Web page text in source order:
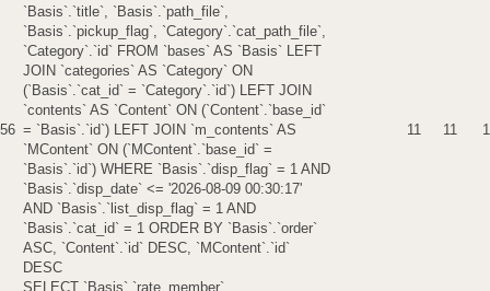
56
`Basis`.`title`, `Basis`.`path_file`,
`Basis`.`pickup_flag`, `Category`.`cat_path_file`,
`Category`.`id` FROM `bases` AS `Basis` LEFT
JOIN `categories` AS `Category` ON
(`Basis`.`cat_id` = `Category`.`id`) LEFT JOIN
`contents` AS `Content` ON (`Content`.`base_id`
= `Basis`.`id`) LEFT JOIN `m_contents` AS
`MContent` ON (`MContent`.`base_id` =
`Basis`.`id`) WHERE `Basis`.`disp_flag` = 1 AND
`Basis`.`disp_date` <= '2026-08-09 00:30:17'
AND `Basis`.`list_disp_flag` = 1 AND
`Basis`.`cat_id` = 1 ORDER BY `Basis`.`order`
ASC, `Content`.`id` DESC, `MContent`.`id`
DESC
11 11 1
SELECT `Basis`.`rate_member`,